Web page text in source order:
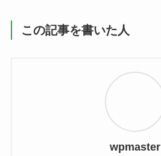
この記事を書いた人
wpmaster